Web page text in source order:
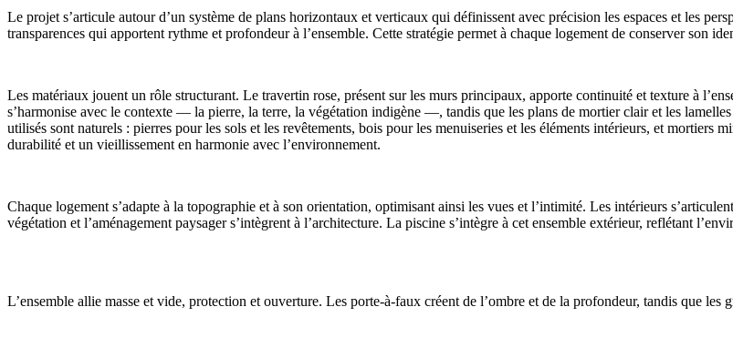
Le projet s’articule autour d’un système de plans horizontaux et verticaux qui définissent avec précision les espaces et les
transparences qui apportent rythme et profondeur à l’ensemble. Cette stratégie permet à chaque logement de conserver son
Les matériaux jouent un rôle structurant. Le travertin rose, présent sur les murs principaux, apporte continuité et texture à
s’harmonise avec le contexte — la pierre, la terre, la végétation indigène —, tandis que les plans de mortier clair et les
utilisés sont naturels : pierres pour les sols et les revêtements, bois pour les menuiseries et les éléments intérieurs, et
durabilité et un vieillissement en harmonie avec l’environnement.
Chaque logement s’adapte à la topographie et à son orientation, optimisant ainsi les vues et l’intimité. Les intérieurs
végétation et l’aménagement paysager s’intègrent à l’architecture. La piscine s’intègre à cet ensemble extérieur, reflétant
L’ensemble allie masse et vide, protection et ouverture. Les porte-à-faux créent de l’ombre et de la profondeur, tandis que les